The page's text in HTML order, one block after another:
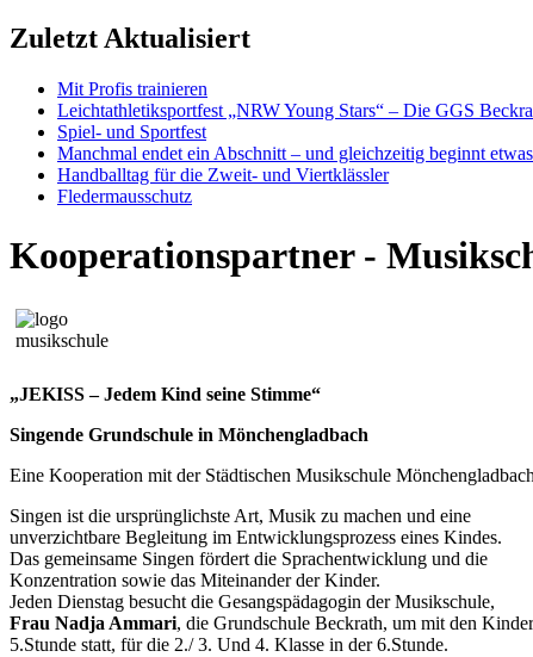
Zuletzt Aktualisiert
Mit Profis trainieren
Leichtathletiksportfest „NRW Young Stars“ – Die GGS
Spiel- und Sportfest
Manchmal endet ein Abschnitt – und gleichzeitig beginnt
Handballtag für die Zweit- und Viertklässler
Fledermausschutz
Kooperationspartner -
„JEKISS – Jedem Kind seine Stimme“
Singende Grundschule in Mönchengladbach
Eine Kooperation mit der Städtischen Musikschule Mönchengladbach
Singen ist die ursprünglichste Art, Musik zu machen und eine
unverzichtbare Begleitung im Entwicklungsprozess eines Kindes.
Das gemeinsame Singen fördert die Sprachentwicklung und die
Konzentration sowie das Miteinander der Kinder.
Jeden Dienstag besucht die Gesangspädagogin der Musikschule,
Frau Nadja Ammari, die Grundschule Beckrath, um mit den
5.Stunde statt, für die 2./ 3. Und 4. Klasse in der 6.Stunde.